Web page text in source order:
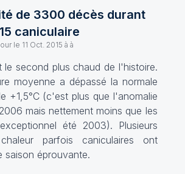
de 3300 décès durant
caniculaire
le 11 Oct. 2015 à à
le second plus chaud de l'histoire.
moyenne a dépassé la normale
+1,5°C (c'est plus que l'anomalie
mais nettement moins que les
été 2003). Plusieurs
parfois caniculaires ont
saison éprouvante.